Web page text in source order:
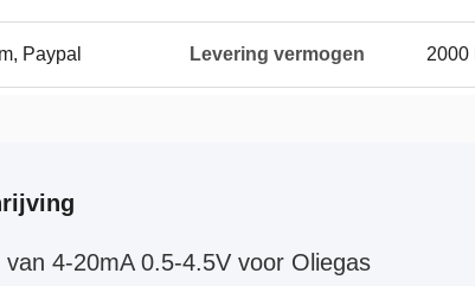
Paypal Levering vermogen 2000
4-20mA 0.5-4.5V voor Oliegas